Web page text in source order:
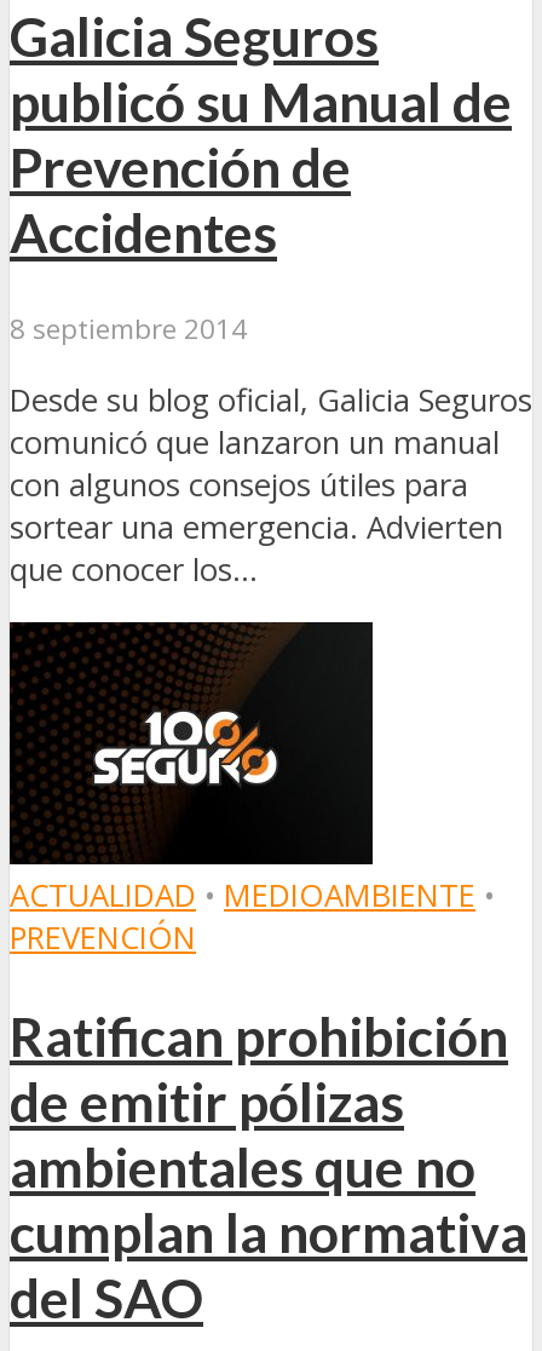
Galicia Seguros
publicó su Manual de
Prevención de
Accidentes
8 septiembre 2014
Desde su blog oficial, Galicia Seguros
comunicó que lanzaron un manual
con algunos consejos útiles para
sortear una emergencia. Advierten
que conocer los...
ACTUALIDAD • MEDIOAMBIENTE •
PREVENCIÓN
Ratifican prohibición
de emitir pólizas
ambientales que no
cumplan la normativa
del SAO